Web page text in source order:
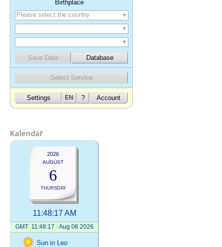
Kalendář